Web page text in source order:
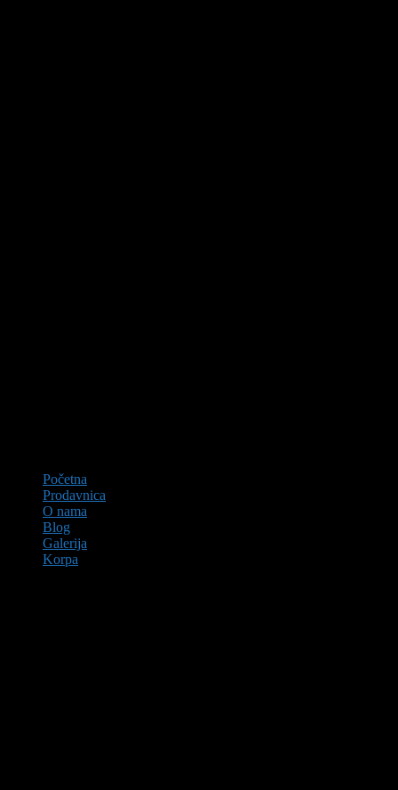
Početna
Prodavnica
O nama
Blog
Galerija
Korpa